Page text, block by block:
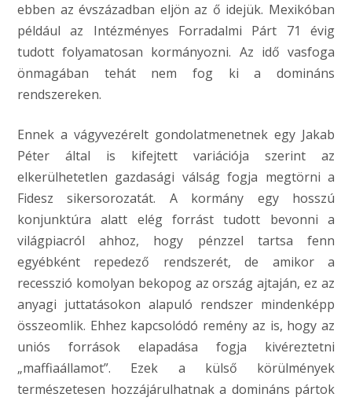
ebben az évszázadban eljön az ő idejük. Mexikóban
például az Intézményes Forradalmi Párt 71 évig
tudott folyamatosan kormányozni. Az idő vasfoga
önmagában tehát nem fog ki a domináns
rendszereken.
Ennek a vágyvezérelt gondolatmenetnek egy Jakab
Péter által is kifejtett variációja szerint az
elkerülhetetlen gazdasági válság fogja megtörni a
Fidesz sikersorozatát. A kormány egy hosszú
konjunktúra alatt elég forrást tudott bevonni a
világpiacról ahhoz, hogy pénzzel tartsa fenn
egyébként repedező rendszerét, de amikor a
recesszió komolyan bekopog az ország ajtaján, ez az
anyagi juttatásokon alapuló rendszer mindenképp
összeomlik. Ehhez kapcsolódó remény az is, hogy az
uniós források elapadása fogja kivéreztetni
„maffiaállamot”. Ezek a külső körülmények
természetesen hozzájárulhatnak a domináns pártok